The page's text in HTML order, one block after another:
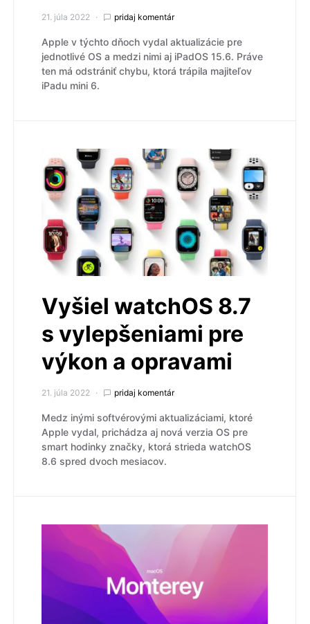
21. júla 2022 pridaj komentár
Apple v týchto dňoch vydal aktualizácie pre
jednotlivé OS a medzi nimi aj iPadOS 15.6. Práve
ten má odstrániť chybu, ktorá trápila majiteľov
iPadu mini 6.
Vyšiel watchOS 8.7
s vylepšeniami pre
výkon a opravami
21. júla 2022 pridaj komentár
Medz inými softvérovými aktualizáciami, ktoré
Apple vydal, prichádza aj nová verzia OS pre
smart hodinky značky, ktorá strieda watchOS
8.6 spred dvoch mesiacov.